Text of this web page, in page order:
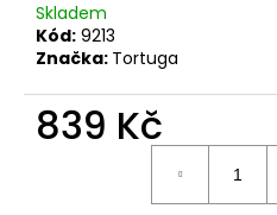
Skladem
Kód: 9213
Značka: Tortuga
839 Kč